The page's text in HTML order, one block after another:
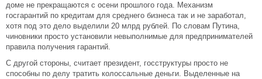
доме не прекращаются с осени прошлого года. Механизм
госгарантий по кредитам для среднего бизнеса так и не заработал,
хотя под это дело выделили 20 млрд рублей. По словам Путина,
чиновники просто установили невыполнимые для предпринимателей
правила получения гарантий.
С другой стороны, считает президент, госструктуры просто не
способны по делу тратить колоссальные деньги. Выделенные на